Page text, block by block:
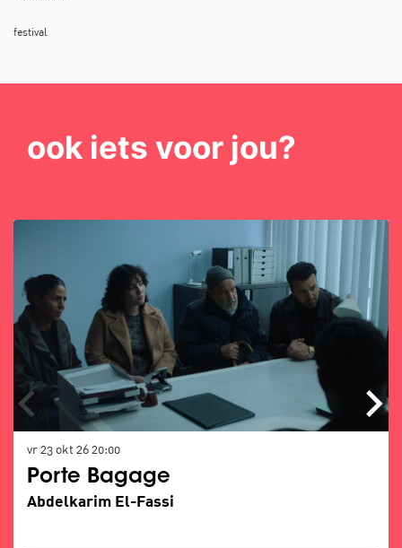
festival
ook iets voor jou?
Porte Bagage
Abdelkarim El-Fassi
vr 23 okt 26 20:00